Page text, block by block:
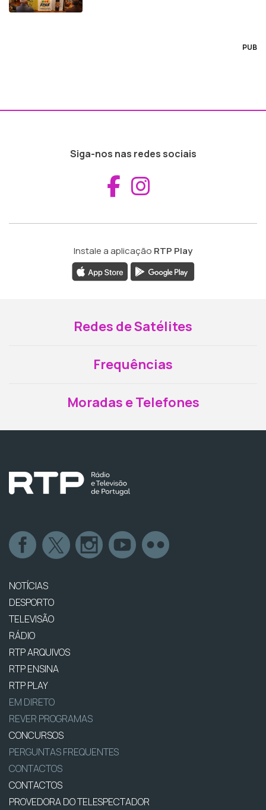
PUB
Siga-nos nas redes sociais
Aceder ao
Instale a aplicação RTP Play
Redes de Satélites
Frequências
Moradas e Telefones
NOTÍCIAS
DESPORTO
TELEVISÃO
RÁDIO
RTP ARQUIVOS
RTP ENSINA
RTP PLAY
EM DIRETO
REVER PROGRAMAS
CONCURSOS
PERGUNTAS FREQUENTES
CONTACTOS
CONTACTOS
PROVEDORA DO TELESPECTADOR